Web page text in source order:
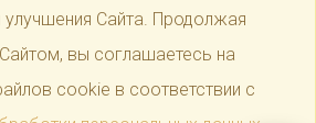
улучшения Сайта. Продолжая
вы соглашаетесь на
cookie в соответствии с